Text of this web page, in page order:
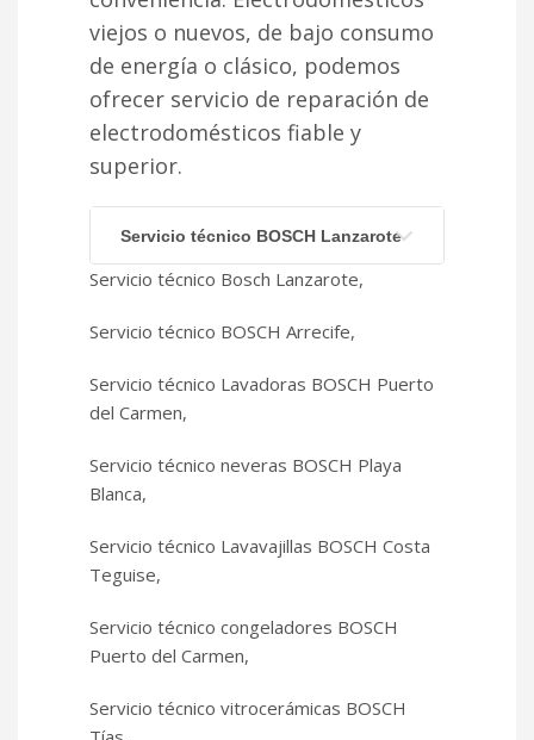
viejos o nuevos, de bajo consumo
de energía o clásico, podemos
ofrecer servicio de reparación de
electrodomésticos fiable y
superior.
Servicio técnico BOSCH Lanzarote
Servicio técnico Bosch Lanzarote,
Servicio técnico BOSCH Arrecife,
Servicio técnico Lavadoras BOSCH Puerto
del Carmen,
Servicio técnico neveras BOSCH Playa
Blanca,
Servicio técnico Lavavajillas BOSCH Costa
Teguise,
Servicio técnico congeladores BOSCH
Puerto del Carmen,
Servicio técnico vitrocerámicas BOSCH